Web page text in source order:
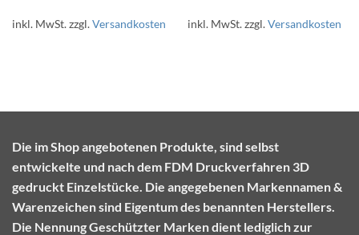
inkl. MwSt.zzgl.Versandkosten inkl. MwSt.zzgl.Versandkosten
Die im Shop angebotenen Produkte, sind selbst
entwickelte und nach dem FDM Druckverfahren 3D
gedruckt Einzelstücke. Die angegebenen Markennamen &
Warenzeichen sind Eigentum des benannten Herstellers.
Die Nennung Geschützter Marken dient lediglich zur